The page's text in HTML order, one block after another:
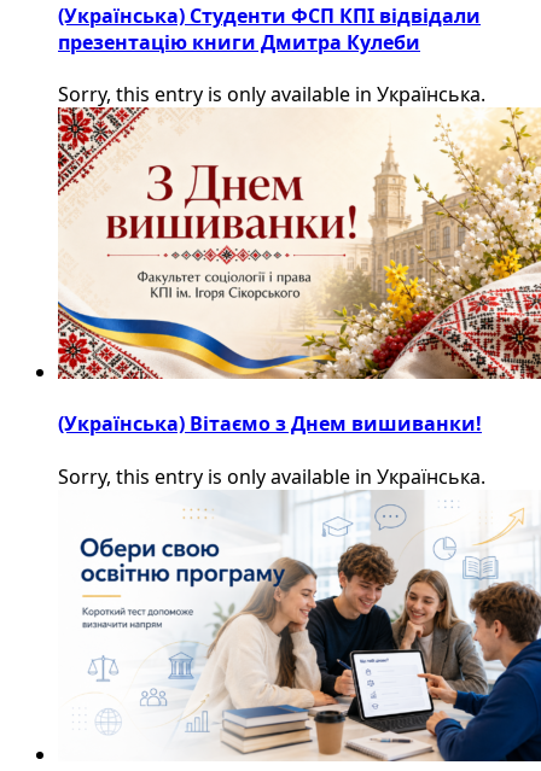
(Українська) Студенти ФСП КПІ відвідали
презентацію книги Дмитра Кулеби
Sorry, this entry is only available in Українська.
(Українська) Вітаємо з Днем вишиванки!
Sorry, this entry is only available in Українська.